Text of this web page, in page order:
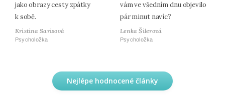
jako obrazy cesty zpátky
k sobě.
Kristina Sarisová
Psycholožka
vám ve všedním dnu objevilo
pár minut navíc?
Lenka Šilerová
Psycholožka
Nejlépe hodnocené články